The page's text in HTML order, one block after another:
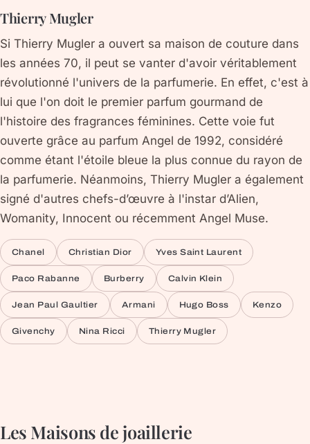
Thierry Mugler
Si Thierry Mugler a ouvert sa maison de couture dans
les années 70, il peut se vanter d'avoir véritablement
révolutionné l'univers de la parfumerie. En effet, c'est à
lui que l'on doit le premier parfum gourmand de
l'histoire des fragrances féminines. Cette voie fut
ouverte grâce au parfum Angel de 1992, considéré
comme étant l'étoile bleue la plus connue du rayon de
la parfumerie. Néanmoins, Thierry Mugler a également
signé d'autres chefs-d’œuvre à l'instar d’Alien,
Womanity, Innocent ou récemment Angel Muse.
Chanel Christian Dior Yves Saint Laurent
Paco Rabanne Burberry Calvin Klein
Jean Paul Gaultier Armani Hugo Boss Kenzo
Givenchy Nina Ricci Thierry Mugler
Les Maisons de joaillerie